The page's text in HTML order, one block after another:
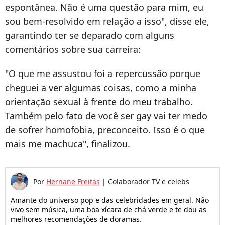
espontânea. Não é uma questão para mim, eu
sou bem-resolvido em relação a isso", disse ele,
garantindo ter se deparado com alguns
comentários sobre sua carreira:
"O que me assustou foi a repercussão porque
cheguei a ver algumas coisas, como a minha
orientação sexual à frente do meu trabalho.
Também pelo fato de você ser gay vai ter medo
de sofrer homofobia, preconceito. Isso é o que
mais me machuca", finalizou.
Por Hernane Freitas | Colaborador TV e celebs
Amante do universo pop e das celebridades em geral. Não
vivo sem música, uma boa xícara de chá verde e te dou as
melhores recomendações de doramas.